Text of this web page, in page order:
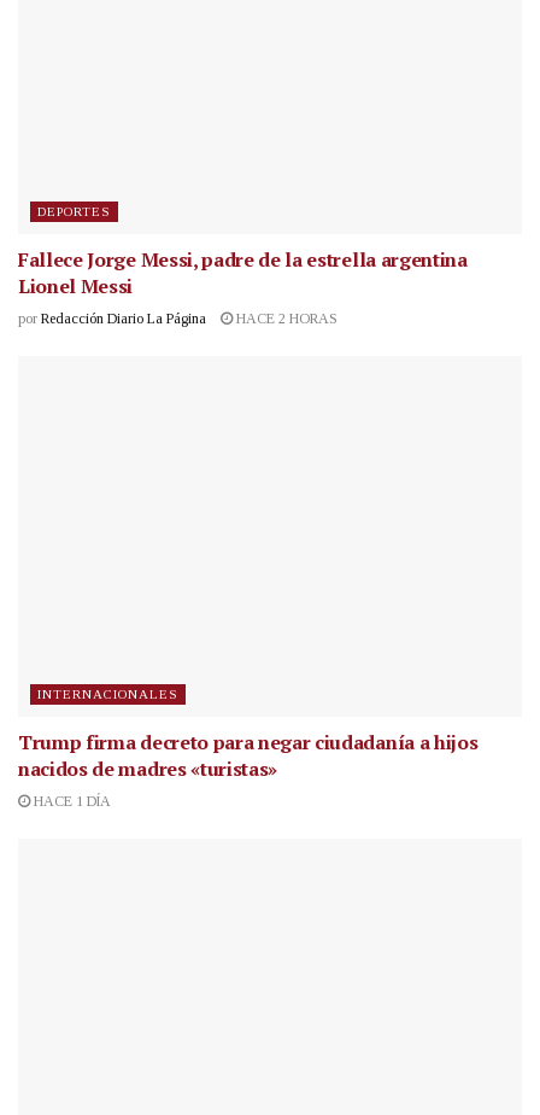
DEPORTES
Fallece Jorge Messi, padre de la estrella argentina
Lionel Messi
por Redacción Diario La Página HACE 2 HORAS
INTERNACIONALES
Trump firma decreto para negar ciudadanía a hijos
nacidos de madres «turistas»
HACE 1 DÍA